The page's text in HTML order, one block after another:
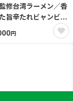
修台湾ラーメン／香
旨辛たれビャンビャ
屋こころ監修台湾まぜ
っと麺と濃厚だれの
円